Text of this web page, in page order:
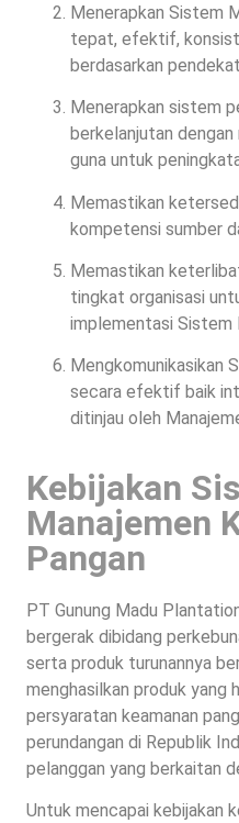
Menerapkan Sistem
tepat, efektif,
berdasarkan
Menerapkan sistem
berkelanjutan
guna untuk
Memastikan
kompetensi sumber
Memastikan
tingkat organisasi
implementasi Sistem
Mengkomunikasikan
secara efektif baik
ditinjau oleh
Kebijakan
Manajemen
Pangan
PT Gunung Madu
bergerak dibidang
serta produk turunannya
menghasilkan produk yang
persyaratan keamanan
perundangan di Republik
pelanggan yang berkaitan
Untuk mencapai kebijakan